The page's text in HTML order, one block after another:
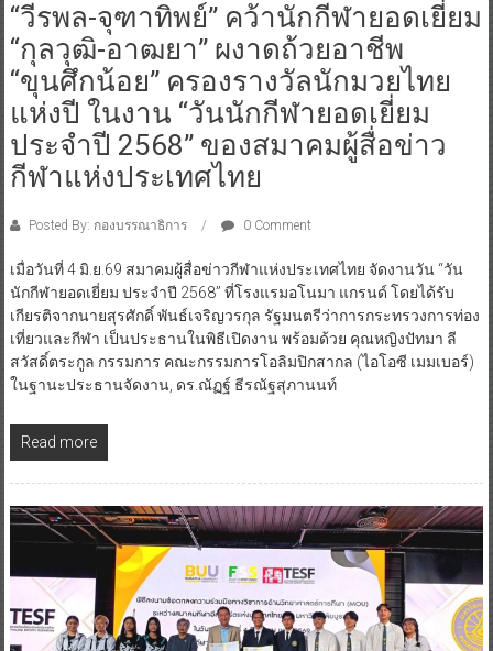
“วีรพล-จุฑาทิพย์” คว้านักกีฬายอดเยี่ยม
“กุลวุฒิ-อาฒยา” ผงาดถ้วยอาชีพ
“ขุนศึกน้อย” ครองรางวัลนักมวยไทย
แห่งปี ในงาน “วันนักกีฬายอดเยี่ยม
ประจำปี 2568” ของสมาคมผู้สื่อข่าว
กีฬาแห่งประเทศไทย
Posted By: กองบรรณาธิการ 0 Comment
เมื่อวันที่ 4 มิ.ย.69 สมาคมผู้สื่อข่าวกีฬาแห่งประเทศไทย จัดงานวัน “วัน
นักกีฬายอดเยี่ยม ประจำปี 2568” ที่โรงแรมอโนมา แกรนด์ โดยได้รับ
เกียรติจากนายสุรศักดิ์ พันธ์เจริญวรกุล รัฐมนตรีว่าการกระทรวงการท่อง
เที่ยวและกีฬา เป็นประธานในพิธีเปิดงาน พร้อมด้วย คุณหญิงปัทมา ลี
สวัสดิ์ตระกูล กรรมการ คณะกรรมการโอลิมปิกสากล (ไอโอซี เมมเบอร์)
ในฐานะประธานจัดงาน, ดร.ณัฏฐ์ ธีรณัฐสุภานนท์
Read more